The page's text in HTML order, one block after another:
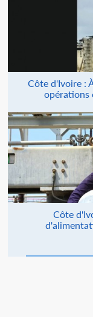
Côte d'Ivoire :
opérations
Côte